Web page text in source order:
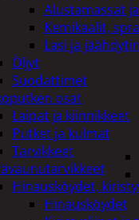
Alustamassat
Kemikaalit,
Lasi ja
Öljyt
Suodattimet
osat
Laipat ja kiinnikkeet
Putket ja kulmat
Tarvikkeet
Hinausköydet,
Hinausköydet